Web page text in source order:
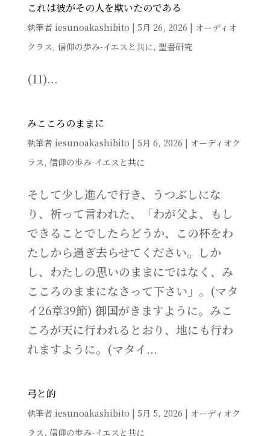
これは彼がその人を欺いたのである
執筆者 iesunoakashibito | 5月 26, 2026 | オーディオ
クラス, 信仰の歩み-イエスと共に, 聖書研究
(11)...
みこころのままに
執筆者 iesunoakashibito | 5月 6, 2026 | オーディオク
ラス, 信仰の歩み-イエスと共に
そして少し進んで行き、うつぶしにな
り、祈って言われた、「わが父よ、もし
できることでしたらどうか、この杯をわ
たしから過ぎ去らせてください。しか
し、わたしの思いのままにではなく、み
こころのままになさって下さい」。(マタ
イ26章39節) 御国がきますように。みこ
ころが天に行われるとおり、地にも行わ
れますように。(マタイ...
弓と的
執筆者 iesunoakashibito | 5月 5, 2026 | オーディオク
ラス, 信仰の歩み-イエスと共に